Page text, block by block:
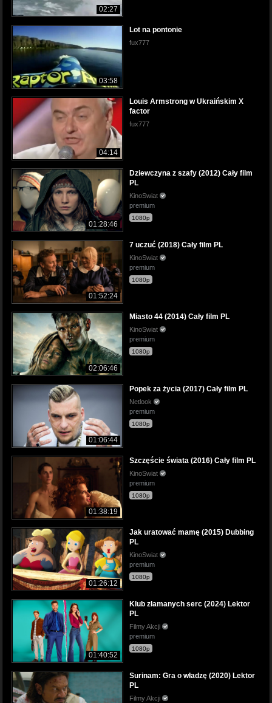
02:27
03:58
Lot na pontonie
fux777
04:14
Louis Armstrong w Ukraińskim X
factor
fux777
01:28:46
Dziewczyna z szafy (2012) Cały film
PL
KinoSwiat
premium
1080p
01:52:24
7 uczuć (2018) Cały film PL
KinoSwiat
premium
1080p
02:06:46
Miasto 44 (2014) Cały film PL
KinoSwiat
premium
1080p
01:06:44
Popek za życia (2017) Cały film PL
Netlook
premium
1080p
01:38:19
Szczęście świata (2016) Cały film PL
KinoSwiat
premium
1080p
01:26:12
Jak uratować mamę (2015) Dubbing
PL
KinoSwiat
premium
1080p
01:40:52
Klub złamanych serc (2024) Lektor
PL
Filmy Akcji
premium
1080p
Surinam: Gra o władzę (2020) Lektor
PL
Filmy Akcji